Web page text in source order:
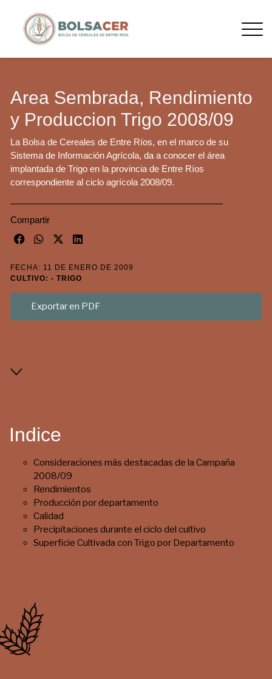
Area Sembrada, Rendimiento
y Produccion Trigo 2008/09
La Bolsa de Cereales de Entre Ríos, en el marco de su
Sistema de Información Agrícola, da a conocer el área
implantada de Trigo en la provincia de Entre Ríos
correspondiente al ciclo agrícola 2008/09.
Compartir
FECHA: 11 DE ENERO DE 2009
CULTIVO: - TRIGO
Exportar en PDF
Indice
Consideraciones más destacadas de la Campaña
2008/09
Rendimientos
Producción por departamento
Calidad
Precipitaciones durante el ciclo del cultivo
Superficie Cultivada con Trigo por Departamento